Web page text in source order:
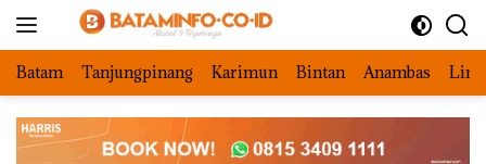
Batam Tanjungpinang Karimun Bintan Anambas